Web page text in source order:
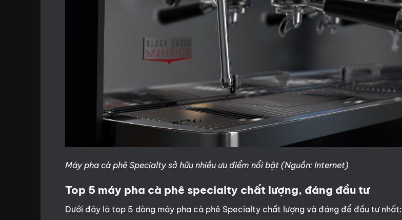
Máy pha cà phê Specialty sở hữu nhiều ưu điểm nổi bật (Nguồn: Internet)
Top 5 máy pha cà phê specialty chất lượng, đáng đầu tư
Dưới đây là top 5 dòng máy pha cà phê Specialty chất lượng và đáng để đầu tư nhất: